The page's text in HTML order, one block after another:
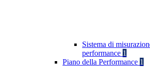
Sistema di
performance 1
Piano della Performance 1